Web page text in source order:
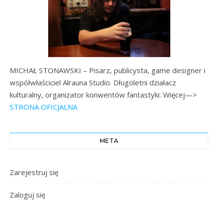
MICHAŁ STONAWSKI – Pisarz, publicysta, game designer i
współwłaściciel Alrauna Studio. Długoletni działacz
kulturalny, organizator konwentów fantastyki. Więcej—>
STRONA OFICJALNA
META
Zarejestruj się
Zaloguj się